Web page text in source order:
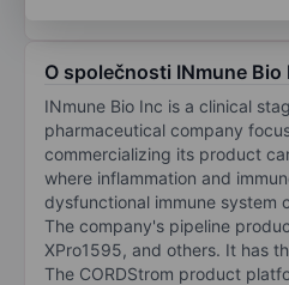
O společnosti INmune Bio
INmune Bio Inc is a clinical
pharmaceutical company
commercializing its product
where inflammation and
dysfunctional immune system
The company's pipeline
XPro1595, and others. It has
The CORDStrom product